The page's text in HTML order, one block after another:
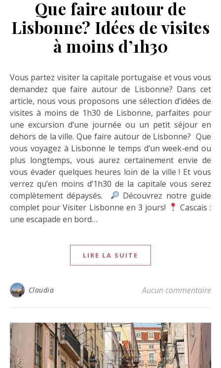
Que faire autour de
Lisbonne? Idées de visites
à moins d’1h30
Vous partez visiter la capitale portugaise et vous vous
demandez que faire autour de Lisbonne? Dans cet
article, nous vous proposons une sélection d’idées de
visites à moins de 1h30 de Lisbonne, parfaites pour
une excursion d’une journée ou un petit séjour en
dehors de la ville. Que faire autour de Lisbonne? Que
vous voyagez à Lisbonne le temps d’un week-end ou
plus longtemps, vous aurez certainement envie de
vous évader quelques heures loin de la ville ! Et vous
verrez qu’en moins d’1h30 de la capitale vous serez
complètement dépaysés.
Découvrez notre guide
complet pour Visiter Lisbonne en 3 jours!
Cascais :
une escapade en bord…
LIRE LA SUITE
Claudia Aucun commentaire